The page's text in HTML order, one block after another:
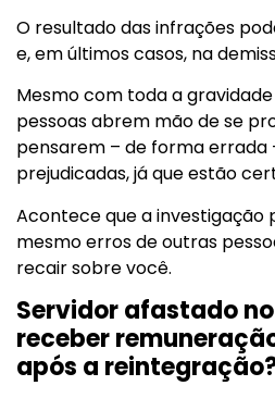
O resultado das infrações
e, em últimos casos, na
Mesmo com toda a
pessoas abrem mão de se
pensarem – de forma errada
prejudicadas, já que estão
Acontece que a investigação
mesmo erros de outras
recair sobre você.
Servidor afastado no
receber
após a